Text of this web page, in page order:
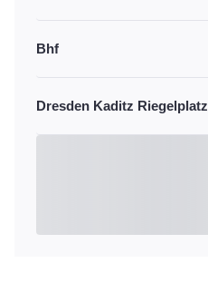
Bhf
Dresden Kaditz Riegelplatz